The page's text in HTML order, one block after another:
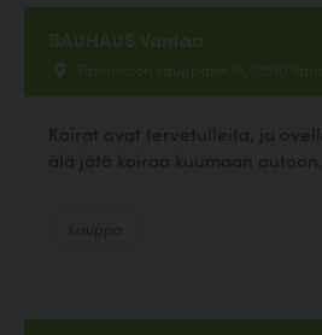
BAUHAUS Vantaa
Tammiston kauppatie 19, 01510
Koirat ovat tervetulleita, ja
älä jätä koiraa kuumaan autoon.